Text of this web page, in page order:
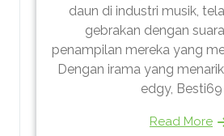
daun di industri musik,
gebrakan dengan
penampilan mereka yang
Dengan irama yang
edgy, Besti69
Read More